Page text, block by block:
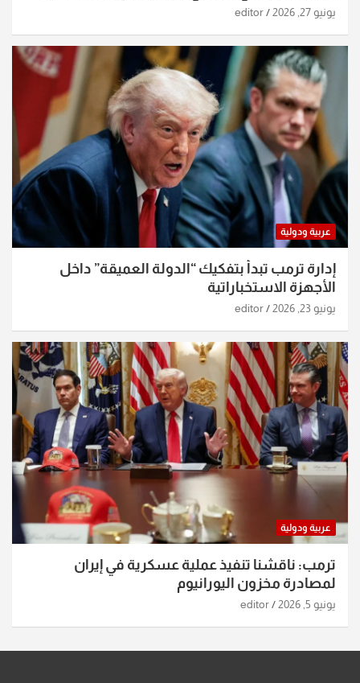
الساعات الماضية
يونيو 27, 2026 editor
عربية ودولية
إدارة ترمب تبدأ بتفكيك “الدولة العميقة” داخل
الأجهزة الاستخباراتية
يونيو 23, 2026 editor
عربية ودولية
ترمب: ناقشنا تنفيذ عملية عسكرية في إيران
لمصادرة مخزون اليورانيوم
يونيو 5, 2026 editor